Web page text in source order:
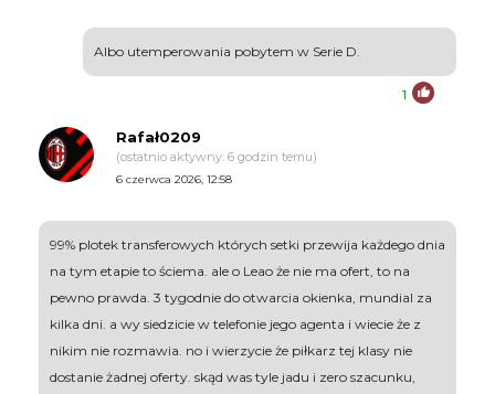
Albo utemperowania pobytem w Serie D.
1
Rafał0209
(ostatnio aktywny: 6 godzin temu)
6 czerwca 2026, 12:58
99% plotek transferowych których setki przewija każdego dnia
na tym etapie to ściema. ale o Leao że nie ma ofert, to na
pewno prawda. 3 tygodnie do otwarcia okienka, mundial za
kilka dni. a wy siedzicie w telefonie jego agenta i wiecie że z
nikim nie rozmawia. no i wierzycie że piłkarz tej klasy nie
dostanie żadnej oferty. skąd was tyle jadu i zero szacunku,